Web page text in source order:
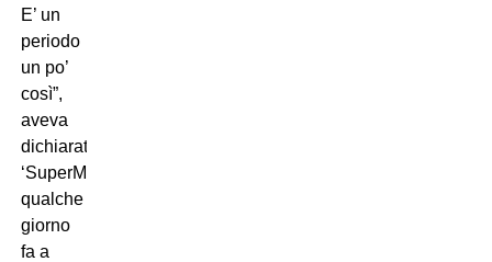
E’ un
periodo
un po’
così”,
aveva
dichiarato
‘SuperMario’
qualche
giorno
fa a